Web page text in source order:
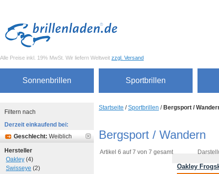
Alle Preise inkl. 19% MwSt. Wir liefern Weltweit zzgl. Versand
Sonnenbrillen Sportbrillen
Startseite /Sportbrillen / Bergsport /
Bergsport / Wandern
Artikel 6 auf 7 von 7 gesamt
Oakley
Filtern nach
Derzeit einkaufend bei:
Geschlecht: Weiblich
Hersteller
Oakley (4)
Swisseye (2)